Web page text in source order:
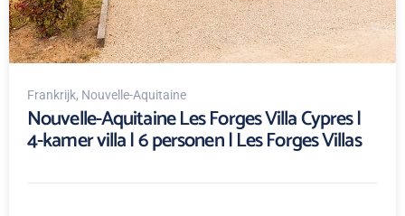
Frankrijk, Nouvelle-Aquitaine
Nouvelle-Aquitaine Les Forges Villa Cypres |
4-kamer villa | 6 personen | Les Forges Villas